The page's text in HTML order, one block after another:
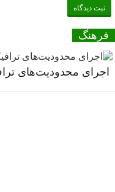
فرهنگ
اجرای محدودیت‌های